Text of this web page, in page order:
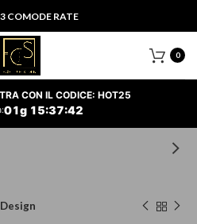
COMODE RATE
0
CON IL CODICE: HOT25
01g 15:37:42